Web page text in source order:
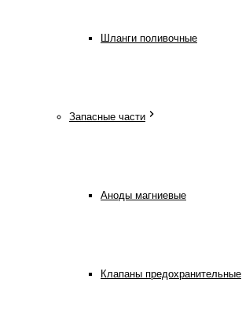
Шланги поливочные
Запасные части
Аноды магниевые
Клапаны предохранительные